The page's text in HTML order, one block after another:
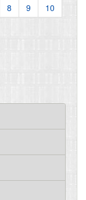
8 9
10